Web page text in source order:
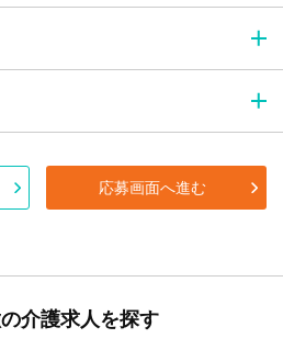
応募画面へ進む
介護求人を探す